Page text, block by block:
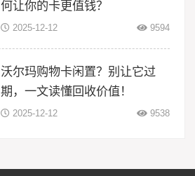
何让你的卡更值钱？
2025-12-12 9594
沃尔玛购物卡闲置？别让它过
期，一文读懂回收价值！
2025-12-12 9538